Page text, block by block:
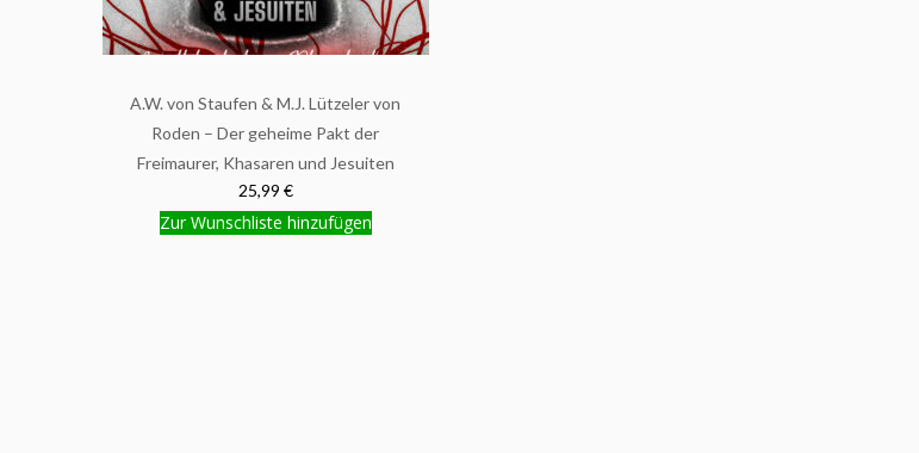
A.W. von Staufen & M.J. Lützeler von
Roden – Der geheime Pakt der
Freimaurer, Khasaren und Jesuiten
25,99 €
Zur Wunschliste hinzufügen